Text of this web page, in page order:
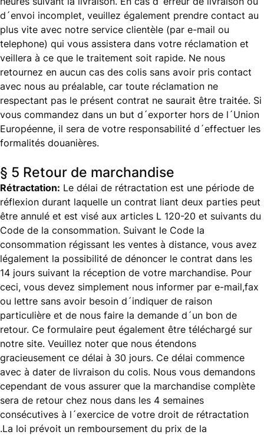
d´envoi incomplet, veuillez également prendre contact au
plus vite avec notre service clientèle (par e-mail ou
telephone) qui vous assistera dans votre réclamation et
veillera à ce que le traitement soit rapide. Ne nous
retournez en aucun cas des colis sans avoir pris contact
avec nous au préalable, car toute réclamation ne
respectant pas le présent contrat ne saurait être traitée. Si
vous commandez dans un but d´exporter hors de l´Union
Européenne, il sera de votre responsabilité d´effectuer les
formalités douanières.
§ 5 Retour de marchandise
Rétractation: Le délai de rétractation est une période de
réflexion durant laquelle un contrat liant deux parties peut
être annulé et est visé aux articles L 120-20 et suivants du
Code de la consommation. Suivant le Code la
consommation régissant les ventes à distance, vous avez
légalement la possibilité de dénoncer le contrat dans les
14 jours suivant la réception de votre marchandise. Pour
ceci, vous devez simplement nous informer par e-mail,fax
ou lettre sans avoir besoin d´indiquer de raison
particulière et de nous faire la demande d´un bon de
retour. Ce formulaire peut également être téléchargé sur
notre site. Veuillez noter que nous étendons
gracieusement ce délai à 30 jours. Ce délai commence
avec à dater de livraison du colis. Nous vous demandons
cependant de vous assurer que la marchandise complète
sera de retour chez nous dans les 4 semaines
consécutives à l´exercice de votre droit de rétractation
.La loi prévoit un remboursement du prix de la